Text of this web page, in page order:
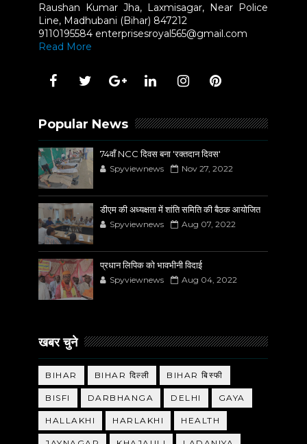
Raushan Kumar Jha, Laxmisagar, Near Police
Line, Madhubani (Bihar) 847212
9110195584 enterprisesroyal565@gmail.com
Read More
Popular News
74वाँ NCC दिवस बना 'रक्तदान दिवस'
Spyviewnews Nov 27, 2022
डीएम की अध्यक्षता में शांति समिति की बैठक आयोजित
Spyviewnews Aug 07, 2022
प्रधान लिपिक को भावभीनी विदाई
Spyviewnews Aug 04, 2022
खबर चुने
BIHAR BIHAR दिल्ली BIHAR बिस्फी
BISFI DARBHANGA DELHI GAYA
HALLAKHI HARLAKHI HEALTH